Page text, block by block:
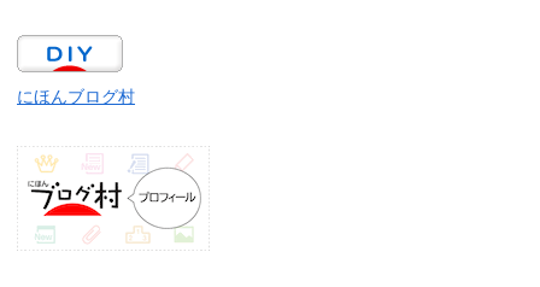
にほんブログ村